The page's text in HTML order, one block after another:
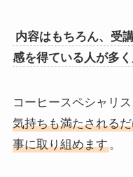
内容はもちろん、受
感を得ている人が多く
コーヒースペシャリ
気持ちも満たされる
事に取り組めます。